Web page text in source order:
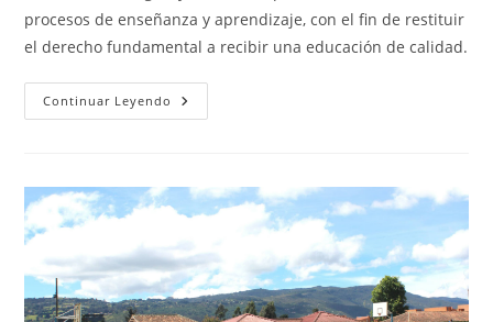
procesos de enseñanza y aprendizaje, con el fin de restituir
el derecho fundamental a recibir una educación de calidad.
Continuar Leyendo Talento
21